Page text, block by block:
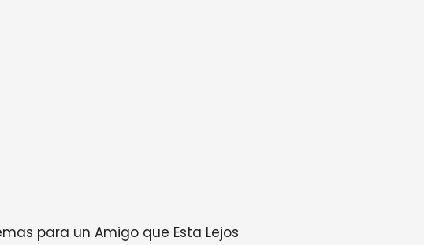
para un Amigo que Esta Lejos